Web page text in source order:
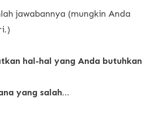
jawabannya (mungkin Anda
hal-hal yang Anda butuhkan
yang salah...